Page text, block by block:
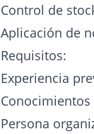
Control de
Aplicación de
Requisitos:
Experiencia
Persona